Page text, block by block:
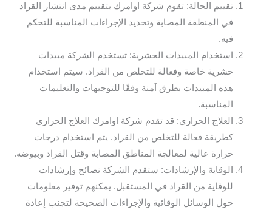
تقييم الحالة: تقوم شركة اوامرك بتقييم مدى انتشار القراد
في المنطقة المصابة وتحديد الإجراءات المناسبة للتحكم
فيه.
استخدام المبيدات الحشرية: تستخدم الشركة مبيدات
حشرية خاصة وفعالة للتخلص من القراد. سيتم استخدام
هذه المبيدات بطرق آمنة وفقًا للتوجيهات والتعليمات
المناسبة.
العلاج الحراري: قد تقدم شركة اوامرك العلاج الحراري
كطريقة فعالة للتخلص من القراد. يتم استخدام درجات
حرارة عالية لمعالجة المناطق المصابة وقتل القراد وبيوضه.
الوقاية والإرشادات: ستقدم الشركة نصائح وإرشادات
للوقاية من القراد في المستقبل. يمكنهم توفير معلومات
حول الوسائل الوقائية والإجراءات الصحيحة لتجنب إعادة